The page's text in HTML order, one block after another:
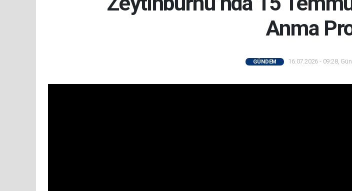
Anma
GÜNDEM 16.07.2026 - 09:28,